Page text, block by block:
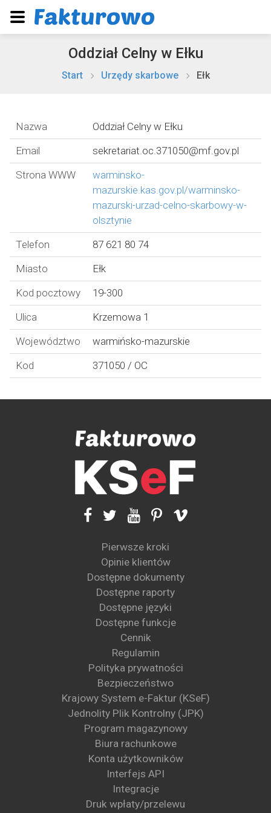
Oddział Celny w Ełku
Start Urzędy skarbowe Ełk
Nazwa
Oddział Celny w Ełku
Email
sekretariat.oc.371050@mf.gov.pl
Strona WWW
warminsko-
mazurskie.kas.gov.pl/warminsko-
mazurski-urzad-celno-skarbowy-w-
olsztynie
Telefon
87 621 80 74
Miasto
Ełk
Kod pocztowy
19-300
Ulica
Krzemowa 1
Województwo
warmińsko-mazurskie
Kod
371050 / OC
Pierwsze kroki
Opinie klientów
Dostępne dokumenty
Dostępne raporty
Dostępne języki
Dostępne funkcje
Cennik
Regulamin
Polityka prywatności
Bezpieczeństwo
Krajowy System e-Faktur (KSeF)
Jednolity Plik Kontrolny (JPK)
Program magazynowy
Biura rachunkowe
Konta użytkowników
Interfejs API
Integracje
Druk wpłaty/przelewu